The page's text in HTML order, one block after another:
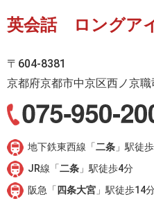
英会話 ロングア
〒604-8381
京都府京都市中京区西ノ京
地下鉄東西線「二条 」駅徒
JR線「二条 」駅徒歩4分
阪急「 四条大宮 」駅徒歩14